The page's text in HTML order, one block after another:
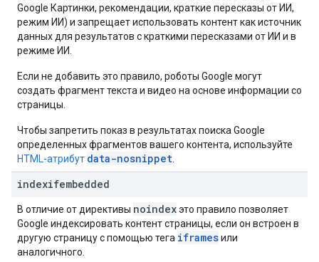
Google Картинки, рекомендации, краткие пересказы от ИИ,
режим ИИ) и запрещает использовать контент как источник
данных для результатов с краткими пересказами от ИИ и в
режиме ИИ.
Если не добавить это правило, роботы Google могут
создать фрагмент текста и видео на основе информации со
страницы.
Чтобы запретить показ в результатах поиска Google
определенных фрагментов вашего контента, используйте
HTML-атрибут data-nosnippet
indexifembedded
В отличие от директивы noindexэто правило позволяет
Google индексировать контент страницы, если он встроен в
другую страницу с помощью тега iframesили
аналогичного.